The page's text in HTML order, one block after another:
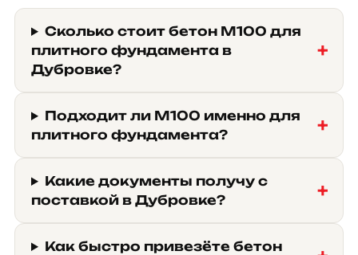
Сколько стоит бетон М100 для
плитного фундамента в
Дубровке?
Подходит ли М100 именно для
плитного фундамента?
Какие документы получу с
поставкой в Дубровке?
Как быстро привезёте бетон